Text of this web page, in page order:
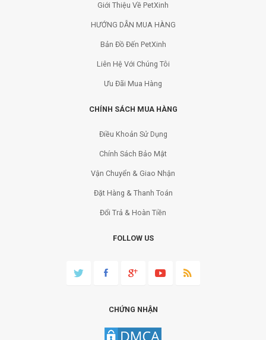
Giới Thiệu Về PetXinh
HƯỚNG DẪN MUA HÀNG
Bản Đồ Đến PetXinh
Liên Hệ Với Chúng Tôi
Ưu Đãi Mua Hàng
CHÍNH SÁCH MUA HÀNG
Điều Khoản Sử Dụng
Chính Sách Bảo Mật
Vận Chuyển & Giao Nhận
Đặt Hàng & Thanh Toán
Đổi Trả & Hoàn Tiền
FOLLOW US
CHỨNG NHẬN